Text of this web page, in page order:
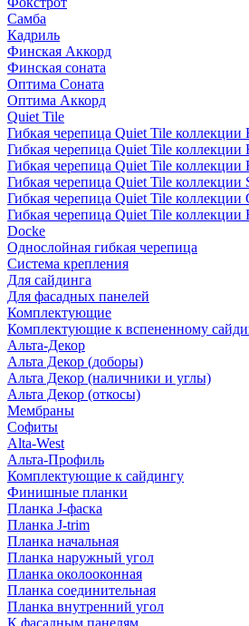
Самба
Кадриль
Финская Аккорд
Финская соната
Оптима Соната
Оптима Аккорд
Quiet Tile
Гибкая черепица Quiet Tile коллекции
Гибкая черепица Quiet Tile коллекции
Гибкая черепица Quiet Tile коллекции
Гибкая черепица Quiet Tile коллекции
Гибкая черепица Quiet Tile коллекции
Гибкая черепица Quiet Tile коллекции
Docke
Однослойная гибкая черепица
Система крепления
Для сайдинга
Для фасадных панелей
Комплектующие
Комплектующие к вспененному
Альта-Декор
Альта Декор (доборы)
Альта Декор (наличники и углы)
Альта Декор (откосы)
Мембраны
Софиты
Alta-West
Альта-Профиль
Комплектующие к сайдингу
Финишные планки
Планка J-фаска
Планка J-trim
Планка начальная
Планка наружный угол
Планка околооконная
Планка соединительная
Планка внутренний угол
К фасадным панелям